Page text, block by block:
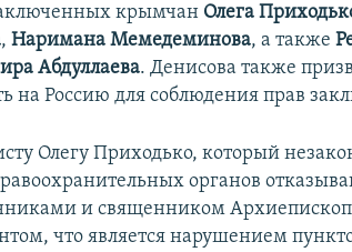
крымчан Олега
,Наримана Мемедеминова, а также
Абдуллаева. Денисова также
на Россию для соблюдения прав
Олегу Приходько, который
органов
и священником
что является нарушением